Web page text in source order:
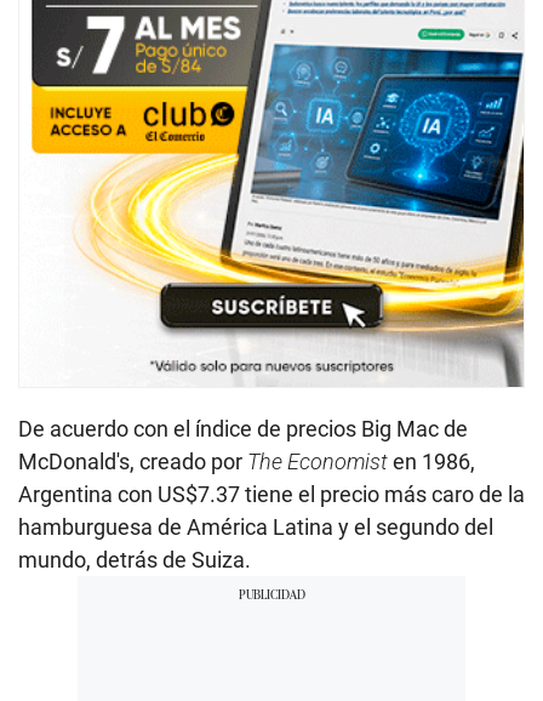
De acuerdo con el índice de precios Big Mac de
McDonald's, creado por The Economisten 1986,
Argentina con US$7.37 tiene el precio más caro de la
hamburguesa de América Latina y el segundo del
mundo, detrás de Suiza.